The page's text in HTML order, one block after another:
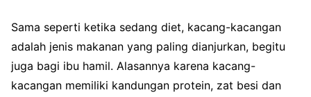
Sama seperti ketika sedang diet, kacang-kacangan
adalah jenis makanan yang paling dianjurkan, begitu
juga bagi ibu hamil. Alasannya karena kacang-
kacangan memiliki kandungan protein, zat besi dan